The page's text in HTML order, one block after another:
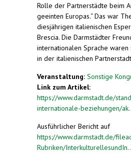
Rolle der Partnerstädte beim
geeinten Europas.“ Das war
diesjährigen italienischen
Brescia. Die Darmstädter
internationalen Sprache
in der italienischen
Veranstaltung: Sonstige
Link zum Artikel:
https://www.darmstadt.de/
internationale-beziehungen/
Ausführlicher Bericht auf
https://www.darmstadt.de/
Rubriken/